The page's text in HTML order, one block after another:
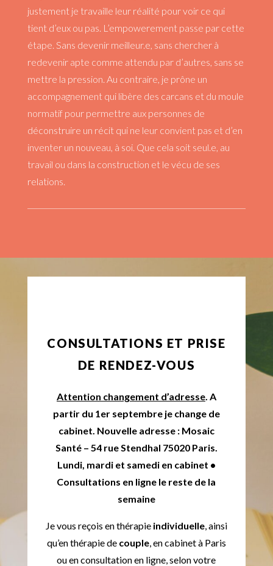
justement je travaille leur réalité pour voir ce qui
tient d’eux ou pas. L’empowerement passe par cette
étape. Sans devenir meilleur.e, sans chercher à
redevenir apte comme attendu par d’autres, sans se
mettre la pression. Au contraire, je prône un
accompagnement qui libère des carcans et du moule
normatif pour permettre aux personnes de
déconstruire un récit qui ne leur convient pas et d’en
inventer un nouveau, à soi. Que cela soit seul.e, au
travail ou dans la construction et le vécu de ses
relations.
CONSULTATIONS ET PRISE
DE RENDEZ-VOUS
Attention changement d’adresse. A
partir du 1er septembre je change de
cabinet. Nouvelle adresse : Mosaic
Santé – 54 rue Stendhal 75020 Paris.
Lundi, mardi et samedi en cabinet •
Consultations en ligne le reste de la
semaine
Je vous reçois en thérapie individuelle, ainsi
qu’en thérapie de couple, en cabinet à Paris
ou en consultation en ligne, selon votre